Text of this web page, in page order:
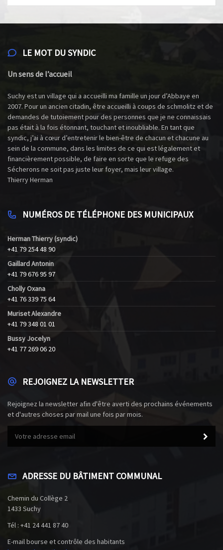
LE MOT DU SYNDIC
Un sens de l’accueil
Suchy est un village qui a accueilli ma famille un jour d’Abbaye en
2007. Pour un ancien citadin, être accueilli à coups de schmolitz et de
demandes de tutoiement pour des personnes que je ne connaissais
pas était à la fois étonnant, touchant et inoubliable. En tant que
syndic, j’ai à cœur d’entretenir le bien-être de chacun et chacune au
sein de la commune, dans les limites de ce qui est légalement et
financièrement possible, de faire en sorte que le refuge des
Sécherons ne soit pas juste leur foyer, mais leur village.
Thierry Herman
NUMÉROS DE TÉLÉPHONE DES MUNICIPAUX
Herman Thierry (syndic)
+41 79 254 48 90
Gaillard Antonin
+41 79 676 95 97
Cholly Oxana
+41 76 339 75 64
Muriset Alexandre
+41 79 348 01 01
Bussy Jocelyn
+41 77 269 06 20
REJOIGNEZ LA NEWSLETTER
Rejoignez la newsletter afin d'être averti des prochains événements
et d'autres choses par mail une fois par mois.
ADRESSE DU BÂTIMENT COMMUNAL
Chemin du Collège 2
1433 Suchy
Tél : +41 24 441 87 40
E-mail bourse et contrôle des habitants